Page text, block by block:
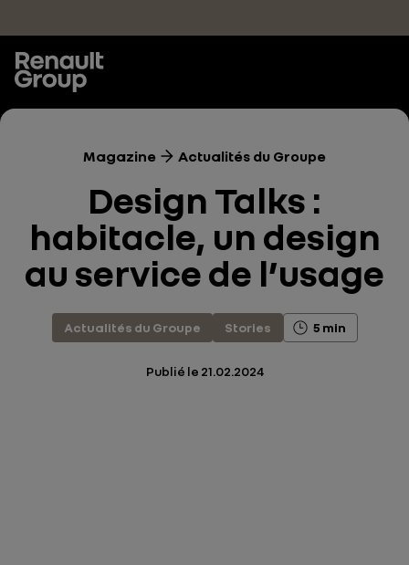
Magazine Actualités du Groupe
Design Talks :
habitacle, un design
au service de l’usage
Actualités du Groupe Stories 5 min
Publié le 21.02.2024